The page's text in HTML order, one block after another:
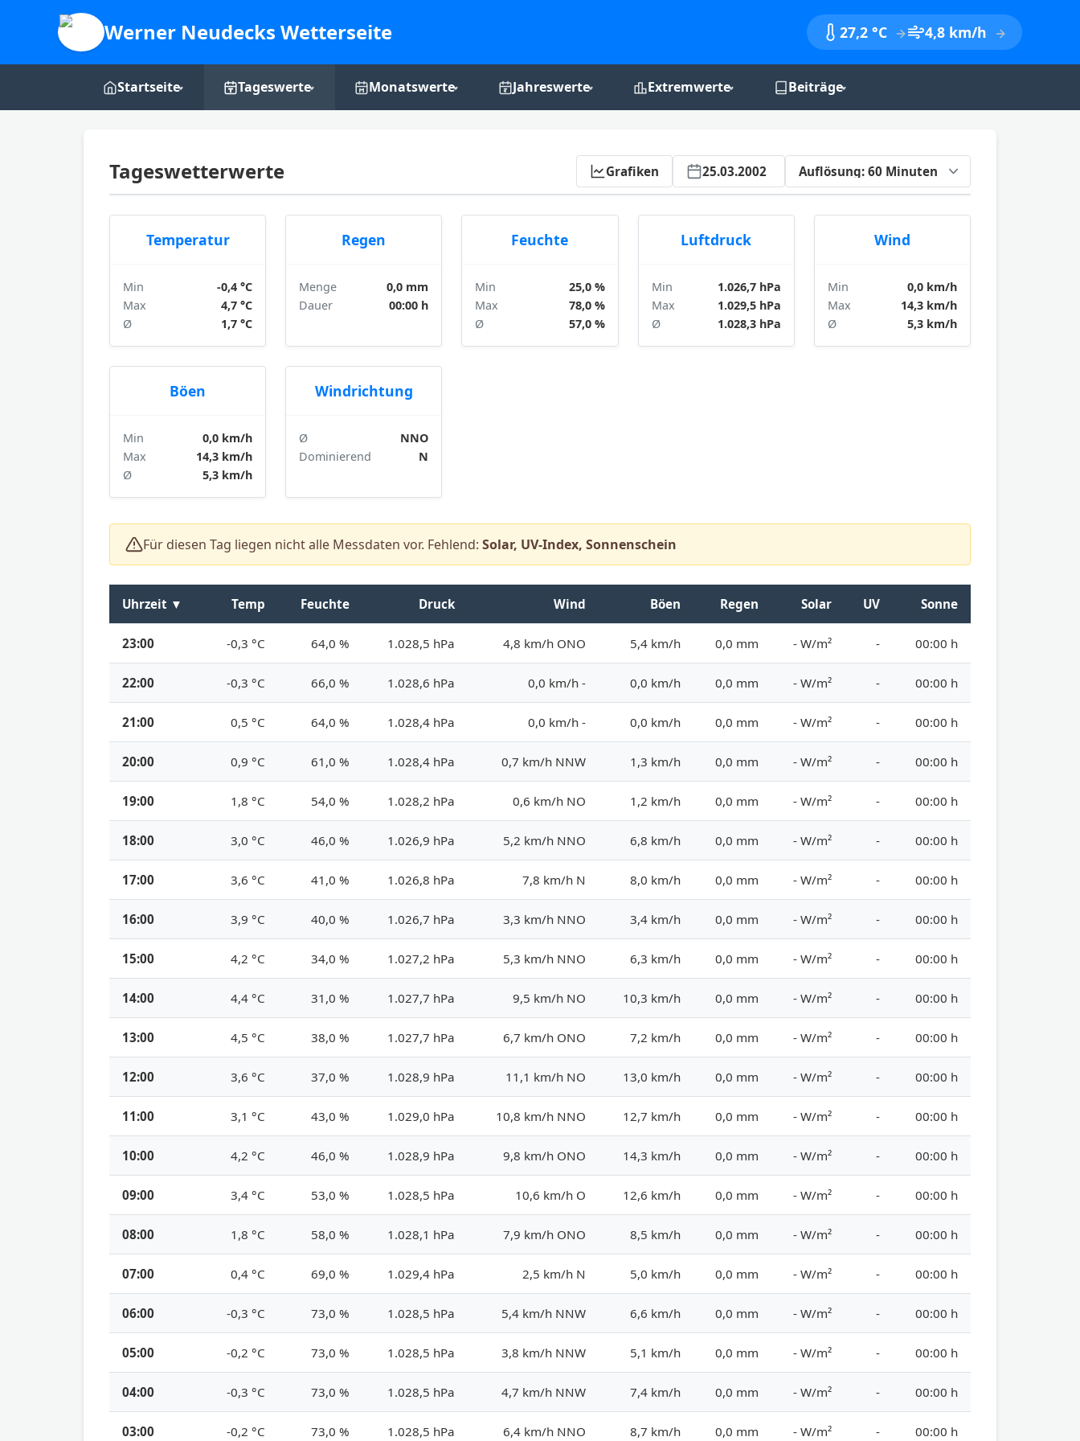
Werner Neudecks Wetterseite 27,2 °C 4,8 km/h
Startseite
Webcam
Tageswerte Monatswerte Jahreswerte Extremwerte Beiträge
Jahresberichte
Tageswetterwerte Grafiken 25.03.2002
Aktualisieren
Temperatur
Min
-0,4 °C
Max
4,7 °C
Ø
1,7 °C
Regen
Menge
0,0 mm
Dauer
00:00 h
Feuchte
Min
25,0 %
Max
78,0 %
Ø
57,0 %
Luftdruck
Min
1.026,7 hPa
Max
1.029,5 hPa
Ø
1.028,3 hPa
Wind
Min
0,0 km/h
Max
14,3 km/h
Ø
5,3 km/h
Böen
Min
0,0 km/h
Max
14,3 km/h
Ø
5,3 km/h
Windrichtung
Ø
NNO
Dominierend
N
Für diesen Tag liegen nicht alle Messdaten vor. Fehlend:Solar, UV-Index, Sonnenschein
Uhrzeit ▼ Temp Feuchte Druck Wind Böen Regen Solar UV Sonne
23:00 -0,3 °C 64,0 % 1.028,5 hPa 4,8 km/h ONO 5,4 km/h 0,0 mm - W/m² - 00:00 h
22:00 -0,3 °C 66,0 % 1.028,6 hPa 0,0 km/h - 0,0 km/h 0,0 mm - W/m² - 00:00 h
21:00 0,5 °C 64,0 % 1.028,4 hPa 0,0 km/h - 0,0 km/h 0,0 mm - W/m² - 00:00 h
20:00 0,9 °C 61,0 % 1.028,4 hPa 0,7 km/h NNW 1,3 km/h 0,0 mm - W/m² - 00:00 h
19:00 1,8 °C 54,0 % 1.028,2 hPa 0,6 km/h NO 1,2 km/h 0,0 mm - W/m² - 00:00 h
18:00 3,0 °C 46,0 % 1.026,9 hPa 5,2 km/h NNO 6,8 km/h 0,0 mm - W/m² - 00:00 h
17:00 3,6 °C 41,0 % 1.026,8 hPa 7,8 km/h N 8,0 km/h 0,0 mm - W/m² - 00:00 h
16:00 3,9 °C 40,0 % 1.026,7 hPa 3,3 km/h NNO 3,4 km/h 0,0 mm - W/m² - 00:00 h
15:00 4,2 °C 34,0 % 1.027,2 hPa 5,3 km/h NNO 6,3 km/h 0,0 mm - W/m² - 00:00 h
14:00 4,4 °C 31,0 % 1.027,7 hPa 9,5 km/h NO 10,3 km/h 0,0 mm - W/m² - 00:00 h
13:00 4,5 °C 38,0 % 1.027,7 hPa 6,7 km/h ONO 7,2 km/h 0,0 mm - W/m² - 00:00 h
12:00 3,6 °C 37,0 % 1.028,9 hPa 11,1 km/h NO 13,0 km/h 0,0 mm - W/m² - 00:00 h
11:00 3,1 °C 43,0 % 1.029,0 hPa 10,8 km/h NNO 12,7 km/h 0,0 mm - W/m² - 00:00 h
10:00 4,2 °C 46,0 % 1.028,9 hPa 9,8 km/h ONO 14,3 km/h 0,0 mm - W/m² - 00:00 h
09:00 3,4 °C 53,0 % 1.028,5 hPa 10,6 km/h O 12,6 km/h 0,0 mm - W/m² - 00:00 h
08:00 1,8 °C 58,0 % 1.028,1 hPa 7,9 km/h ONO 8,5 km/h 0,0 mm - W/m² - 00:00 h
07:00 0,4 °C 69,0 % 1.029,4 hPa 2,5 km/h N 5,0 km/h 0,0 mm - W/m² - 00:00 h
06:00 -0,3 °C 73,0 % 1.028,5 hPa 5,4 km/h NNW 6,6 km/h 0,0 mm - W/m² - 00:00 h
05:00 -0,2 °C 73,0 % 1.028,5 hPa 3,8 km/h NNW 5,1 km/h 0,0 mm - W/m² - 00:00 h
04:00 -0,3 °C 73,0 % 1.028,5 hPa 4,7 km/h NNW 7,4 km/h 0,0 mm - W/m² - 00:00 h
03:00 -0,2 °C 73,0 % 1.028,5 hPa 6,4 km/h NNO 8,7 km/h 0,0 mm - W/m² - 00:00 h